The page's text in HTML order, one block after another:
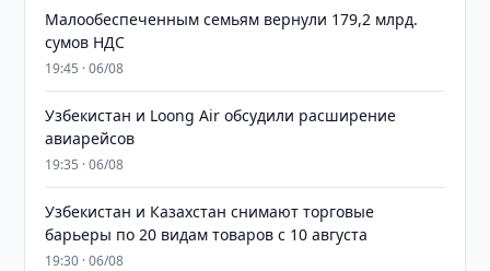
Малообеспеченным семьям вернули 179,2 млрд.
сумов НДС
19:45 · 06/08
Узбекистан и Loong Air обсудили расширение
авиарейсов
19:35 · 06/08
Узбекистан и Казахстан снимают торговые
барьеры по 20 видам товаров с 10 августа
19:30 · 06/08